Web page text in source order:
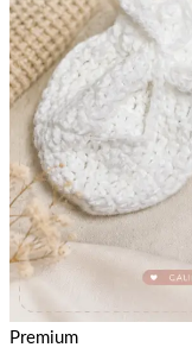
Premium